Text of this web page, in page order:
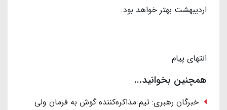
اردیبهشت بهتر خواهد بود.
انتهای پیام
همچنین بخوانید...
خبرگان رهبری: تیم مذاکره‌کننده گوش به فرمان ولی